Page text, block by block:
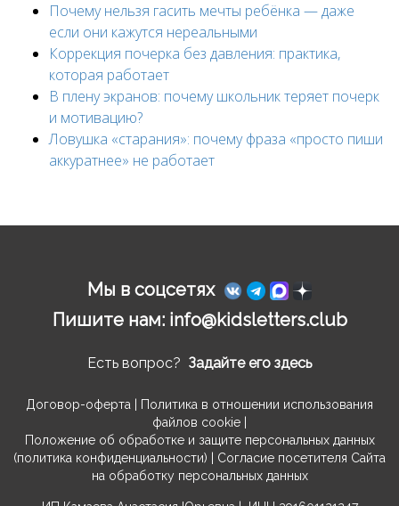
Почему нельзя гасить мечты ребёнка — даже
если они кажутся нереальными
Коррекция почерка без давления: практика,
которая работает
В плену экранов: почему школьник теряет почерк
и мотивацию?
Ловушка «старания»: почему фраза «просто пиши
аккуратнее» не работает
Мы в соцсетях
Пишите нам: info@kidsletters.club
Есть вопрос? Задайте его здесь
Договор-оферта
Политика в отношении использования
файлов cookie
Положение об обработке и защите персональных данных
(политика конфиденциальности)
Согласие посетителя Сайта
на обработку персональных данных